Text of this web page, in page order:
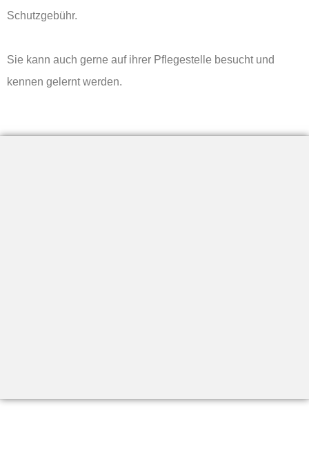
Schutzgebühr.
Sie kann auch gerne auf ihrer Pflegestelle besucht und
kennen gelernt werden.